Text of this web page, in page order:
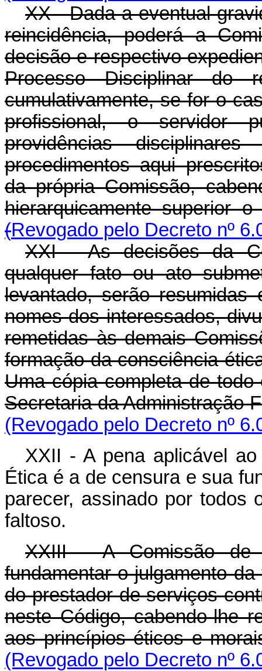
XX - Dada a eventual
reincidência, poderá a
decisão e respectivo
Processo Disciplinar do
cumulativamente, se for o
profissional, o servidor
providências
procedimentos aqui
da própria Comissão,
hierarquicamente superior
(Revogado pelo Decreto nº
XXI - As decisões da
qualquer fato ou ato
levantado, serão
nomes dos interessados,
remetidas às demais
formação da consciência
Uma cópia completa de
Secretaria da Administração
(Revogado pelo Decreto nº
XXII - A pena aplicável
Ética é a de censura e sua
parecer, assinado por todos
faltoso.
XXIII - A Comissão
fundamentar o julgamento
do prestador de serviços
neste Código, cabendo-lhe
aos princípios éticos e
(Revogado pelo Decreto nº